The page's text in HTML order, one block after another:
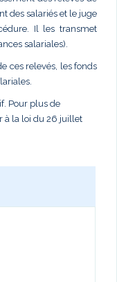
des salariés et le juge
Il les transmet
salariales).
ces relevés, les fonds
Pour plus de
à la loi du 26 juillet